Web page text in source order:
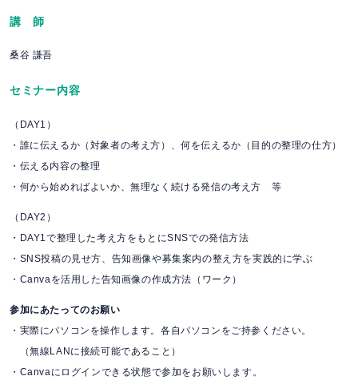
講 師
桑谷 謙吾
セミナー内容
（DAY1）
・誰に伝えるか（対象者の考え方）、何を伝えるか（目的の整理の仕方）
・伝える内容の整理
・何から始めればよいか、無理なく続ける発信の考え方 等
（DAY2）
・DAY1で整理した考え方をもとにSNSでの発信方法
・SNS投稿の見せ方、告知画像や募集案内の整え方を実践的に学ぶ
・Canvaを活用した告知画像の作成方法（ワーク）
参加にあたってのお願い
・実際にパソコンを操作します。各自パソコンをご持参ください。
（無線LANに接続可能であること）
・Canvaにログインできる状態で参加をお願いします。